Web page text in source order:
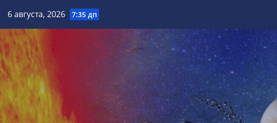
содержимому
6 августа, 2026 7:35 дп